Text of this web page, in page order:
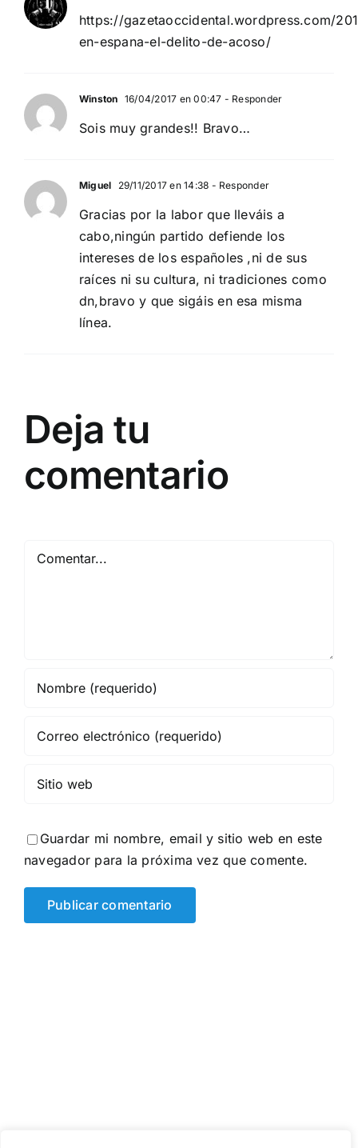
https://gazetaoccidental.wordpress.com/
en-espana-el-delito-de-acoso/
Winston 16/04/2017 en 00:47 - Responder
Sois muy grandes!! Bravo…
Miguel 29/11/2017 en 14:38 - Responder
Gracias por la labor que lleváis a
cabo,ningún partido defiende los
intereses de los españoles ,ni de sus
raíces ni su cultura, ni tradiciones como
dn,bravo y que sigáis en esa misma
línea.
Deja tu
comentario
Guardar mi nombre, email y sitio web en este
navegador para la próxima vez que comente.